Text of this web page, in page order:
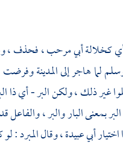
كخلالةأبي مرحب، فحذف ،
لما هاجر إلىالمدينةوفرضت
غير ذلك ، ولكن البر - أي ذا
بمعنى البار والبر ،
أبي عبيدة، وقالالمبرد: لو